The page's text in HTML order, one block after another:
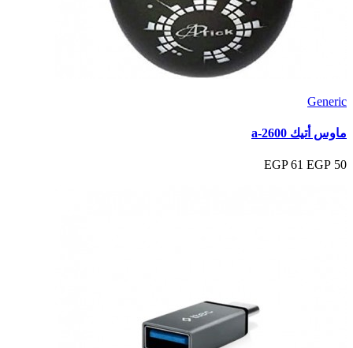
Generic
ماوس أتيك a-2600
50 EGP
61 EGP